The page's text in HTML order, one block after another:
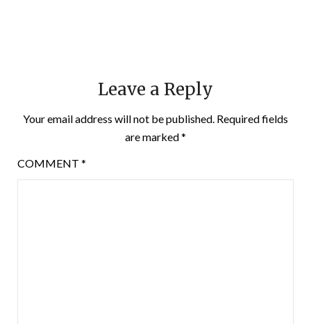
Leave a Reply
Your email address will not be published. Required fields
are marked*
COMMENT *